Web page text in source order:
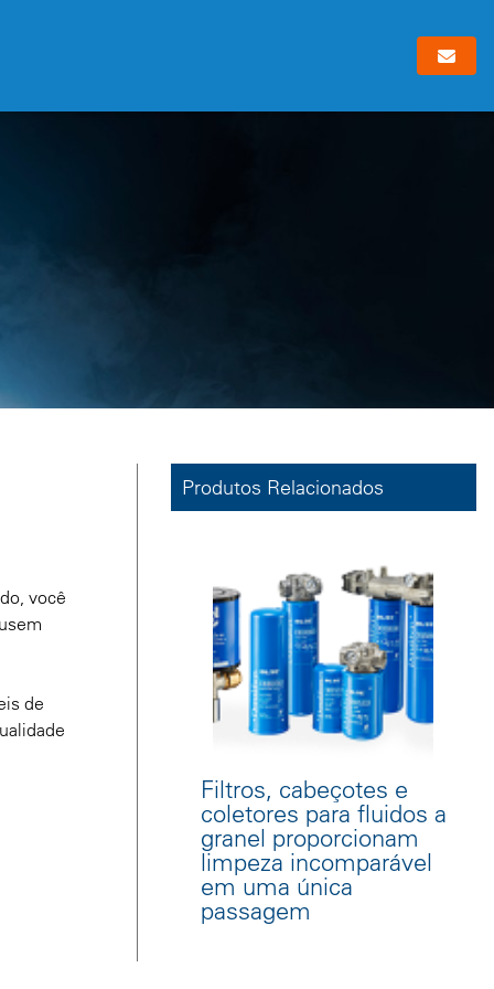
você
de
Produtos Relacionados
Filtros, cabeçotes e
coletores para fluidos a
granel proporcionam
limpeza incomparável
em uma única
passagem